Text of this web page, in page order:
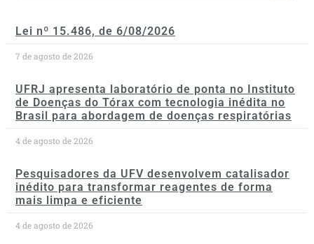
Lei nº 15.486, de 6/08/2026
7 de agosto de 2026
UFRJ apresenta laboratório de ponta no Instituto
de Doenças do Tórax com tecnologia inédita no
Brasil para abordagem de doenças respiratórias
4 de agosto de 2026
Pesquisadores da UFV desenvolvem catalisador
inédito para transformar reagentes de forma
mais limpa e eficiente
4 de agosto de 2026